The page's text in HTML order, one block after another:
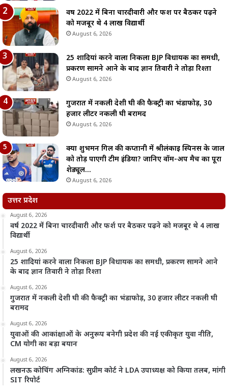
वर्ष 2022 में बिना चारदीवारी और फर्श पर बैठकर पढ़ने
को मजबूर थे 4 लाख विद्यार्थी
August 6, 2026
25 शादियां करने वाला निकला BJP विधायक का समधी,
प्रकरण सामने आने के बाद ज्ञान तिवारी ने तोड़ा रिश्ता
August 6, 2026
गुजरात में नकली देशी घी की फैक्ट्री का भंडाफोड़, 30
हजार लीटर नकली घी बरामद
August 6, 2026
क्या शुभमन गिल की कप्तानी में श्रीलंकाई स्पिनर्स के जाल
को तोड़ पाएगी टीम इंडिया? जानिए वॉर्म-अप मैच का पूरा
शेड्यूल…
August 6, 2026
उत्तर प्रदेश
August 6, 2026
वर्ष 2022 में बिना चारदीवारी और फर्श पर बैठकर पढ़ने को मजबूर थे 4 लाख
विद्यार्थी
August 6, 2026
25 शादियां करने वाला निकला BJP विधायक का समधी, प्रकरण सामने आने
के बाद ज्ञान तिवारी ने तोड़ा रिश्ता
August 6, 2026
गुजरात में नकली देशी घी की फैक्ट्री का भंडाफोड़, 30 हजार लीटर नकली घी
बरामद
August 6, 2026
युवाओं की आकांक्षाओं के अनुरूप बनेगी प्रदेश की नई एकीकृत युवा नीति,
CM योगी का बड़ा बयान
August 6, 2026
लखनऊ कोचिंग अग्निकांड: सुप्रीम कोर्ट ने LDA उपाध्यक्ष को किया तलब, मांगी
SIT रिपोर्ट